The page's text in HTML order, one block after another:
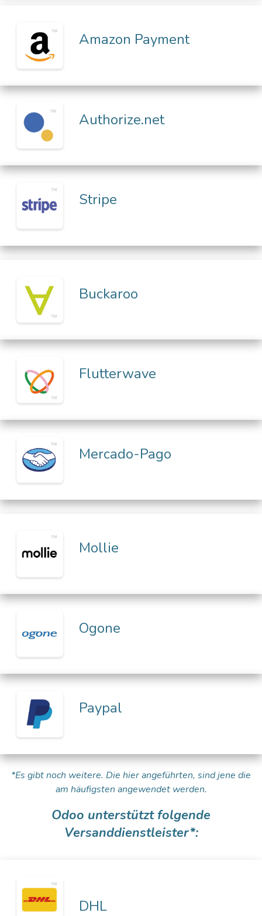
Amazon Payment
Authorize.net
Stripe
Buckaroo
Flutterwave
Mercado-Pago
Mollie
Ogone
Paypal
*Es gibt noch weitere. Die hier angeführten, sind jene die
am häufigsten angewendet werden.
Odoo unterstützt folgende
Versanddienstleister*:
DHL